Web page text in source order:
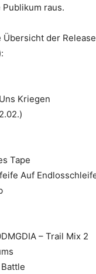
raus.
der
Kriegen
Tape
Auf
– Trail Mix 2